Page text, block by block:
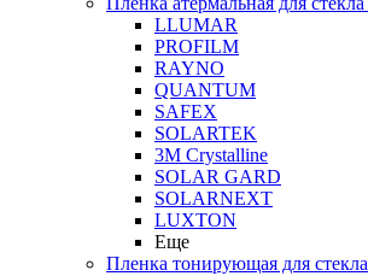
LLUMAR
PROFILM
RAYNO
QUANTUM
SAFEX
SOLARTEK
3M Crystalline
SOLAR GARD
SOLARNEXT
LUXTON
Еще
Пленка тонирующая для стекла